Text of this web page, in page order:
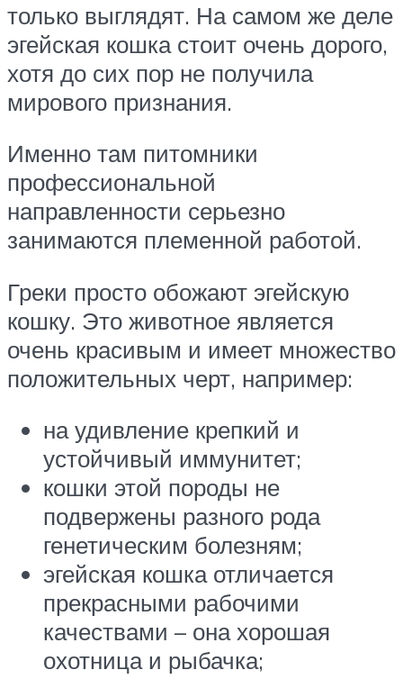
только выглядят. На самом же деле
эгейская кошка стоит очень дорого,
хотя до сих пор не получила
мирового признания.
Именно там питомники
профессиональной
направленности серьезно
занимаются племенной работой.
Греки просто обожают эгейскую
кошку. Это животное является
очень красивым и имеет множество
положительных черт, например:
на удивление крепкий и
устойчивый иммунитет;
кошки этой породы не
подвержены разного рода
генетическим болезням;
эгейская кошка отличается
прекрасными рабочими
качествами – она хорошая
охотница и рыбачка;